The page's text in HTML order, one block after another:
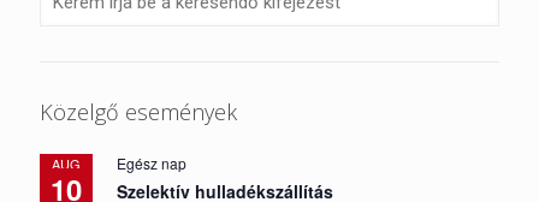
Közelgő események
AUG
10
Egész nap
Szelektív hulladékszállítás